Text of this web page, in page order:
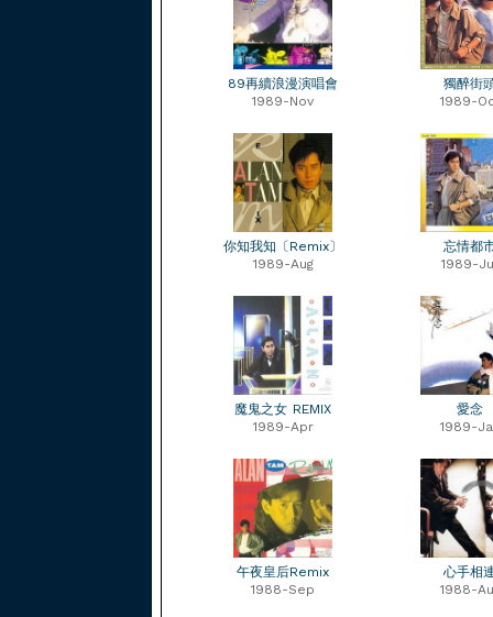
89再續浪漫演唱會
1989-Nov
獨醉街
1989-
你知我知〔Remix〕
1989-Aug
忘情都
1989-
魔鬼之女 REMIX
1989-Apr
愛念
1989-
午夜皇后Remix
1988-Sep
心手相
1988-